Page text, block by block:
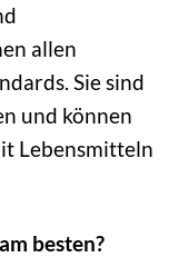
allen
Sie sind
und können
Lebensmitteln
besten?